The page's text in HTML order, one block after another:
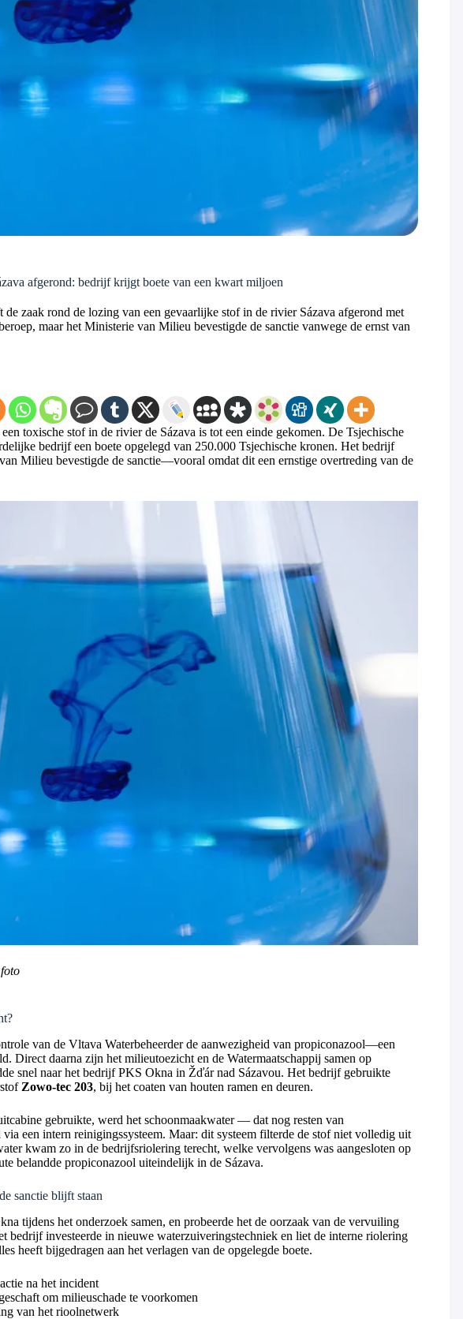
afgerond: bedrijf krijgt boete van een kwart miljoen
de zaak rond de lozing van een gevaarlijke stof in de rivier Sázava afgerond met
maar het Ministerie van Milieu bevestigde de sanctie vanwege de ernst van
toxische stof in de rivier de Sázava is tot een einde gekomen. De Tsjechische
bedrijf een boete opgelegd van 250.000 Tsjechische kronen. Het bedrijf
Milieu bevestigde de sanctie—vooral omdat dit een ernstige overtreding van de
van de Vltava Waterbeheerder de aanwezigheid van propiconazool—een
Direct daarna zijn het milieutoezicht en de Watermaatschappij samen op
snel naar het bedrijf PKS Okna in Žďár nad Sázavou. Het bedrijf gebruikte
Zowo-tec 203, bij het coaten van houten ramen en deuren.
gebruikte, werd het schoonmaakwater — dat nog resten van
een intern reinigingssysteem. Maar: dit systeem filterde de stof niet volledig uit
kwam zo in de bedrijfsriolering terecht, welke vervolgens was aangesloten op
belandde propiconazool uiteindelijk in de Sázava.
sanctie blijft staan
tijdens het onderzoek samen, en probeerde het de oorzaak van de vervuiling
bedrijf investeerde in nieuwe waterzuiveringstechniek en liet de interne riolering
heeft bijgedragen aan het verlagen van de opgelegde boete.
na het incident
om milieuschade te voorkomen
van het rioolnetwerk